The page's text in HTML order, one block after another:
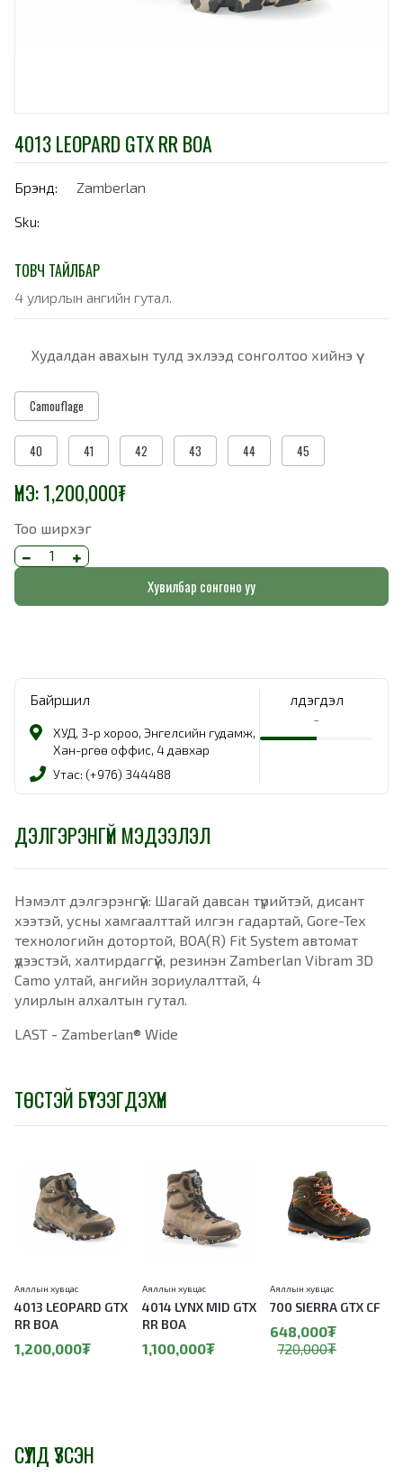
4013 LEOPARD GTX RR BOA
Брэнд:
Zamberlan
Sku:
ТОВЧ ТАЙЛБАР
4 улирлын ангийн гутал.
Худалдан авахын тулд эхлээд сонголтоо хийнэ үү
Camouflage
40 41 42 43 44 45
ҮНЭ:1,200,000₮
Тоо ширхэг
Хувилбар сонгоно уу
Байршил
ХУД, 3-р хороо, Энгелсийн гудамж,
Хан-Өргөө оффис, 4 давхар
Утас: (+976) 344488
Үлдэгдэл
-
ДЭЛГЭРЭНГҮЙ МЭДЭЭЛЭЛ
Нэмэлт дэлгэрэнгүй: Шагай давсан түрийтэй, дисант
хээтэй, усны хамгаалттай илгэн гадартай, Gore-Tex
технологийн дотортой, BOA(R) Fit System автомат
үдээстэй, халтирдаггүй, резинэн Zamberlan Vibram 3D
Camo ултай, ангийн зориулалттай, 4
улирлын алхалтын гутал.
LAST - Zamberlan® Wide
ТӨСТЭЙ БҮТЭЭГДЭХҮҮН
4013 LEOPARD GTX
RR BOA
Аяллын хувцас
1,200,000₮
4014 LYNX MID GTX
RR BOA
Аяллын хувцас
1,100,000₮
700 SIERRA GTX CF
Аяллын хувцас
648,000₮
720,000₮
СҮҮЛД ҮЗСЭН